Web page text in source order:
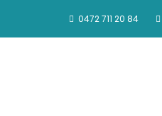
0472 711 20 84